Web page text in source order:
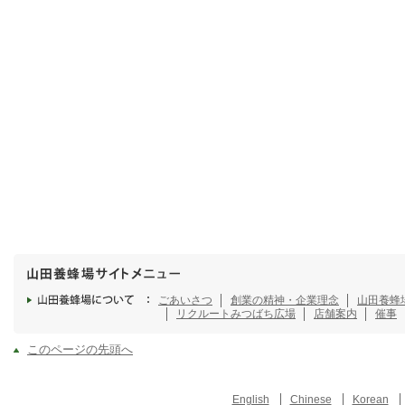
ごあいさつ 創業の精神・企業理念
山田養蜂
リクルート みつばち広場 店舗案内 催事
このページの先頭へ
English Chinese Korean